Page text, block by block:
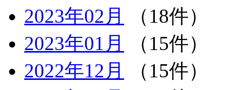
2023年02月
（18件）
2023年01月
（15件）
2022年12月
（15件）